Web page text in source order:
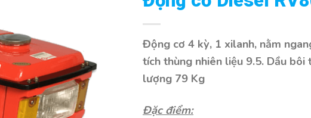
Động cơ 4 kỳ, 1 xilanh, nằm
tích thùng nhiên liệu 9.5. Dầu
lượng 79 Kg
Đặc điểm: